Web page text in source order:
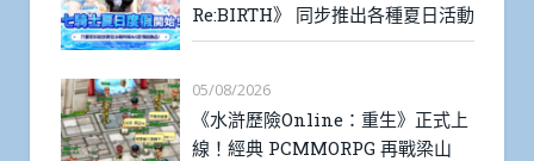
Re:BIRTH》 同步推出各種夏日活動
05/08/2026
《水滸歷險Online：重生》正式上
線！經典 PCMMORPG 再戰梁山